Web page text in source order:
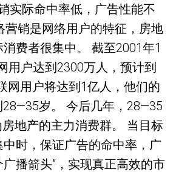
实际命中率低，广告性能不
营销是网络用户的特征，房地
费者很集中。 截至2001年1
用户达到2300万人，预计到
网用户将达到1亿人，他们的
28—35岁。 今后几年，28—35
地产的主力消费群。 当目标
时，保证广告的命中率，广
广播箭头”，实现真正高效的市